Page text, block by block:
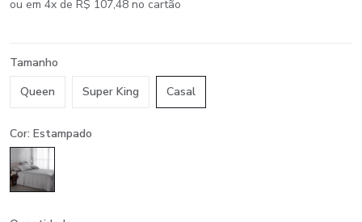
ou em 4x de R$ 107,48 no cartão
Tamanho
Queen
Super King Casal
Cor: Estampado